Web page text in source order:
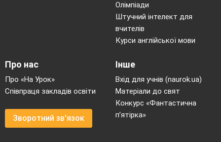
Олімпіади
Штучний інтелект для
вчителів
Курси англійської мови
Про нас
Про «На Урок»
Співпраця закладів освіти
Зворотний зв'язок
Інше
Вхід для учнів (naurok.ua)
Матеріали до свят
Конкурс «Фантастична
п’ятірка»